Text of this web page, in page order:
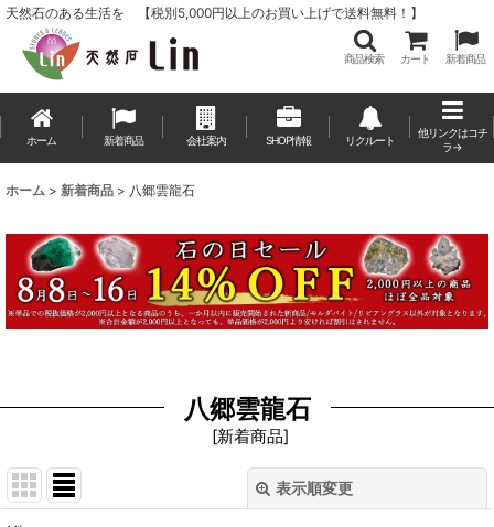
天然石のある生活を 【税別5,000円以上のお買い上げで送料無料！】
商品検索 カート 新着商品
ホーム 新着商品 会社案内 SHOP情報 リクルート
他リンクはコチ
ラ→
ホーム > 新着商品 > 八郷雲龍石
八郷雲龍石
[新着商品]
表示順変更